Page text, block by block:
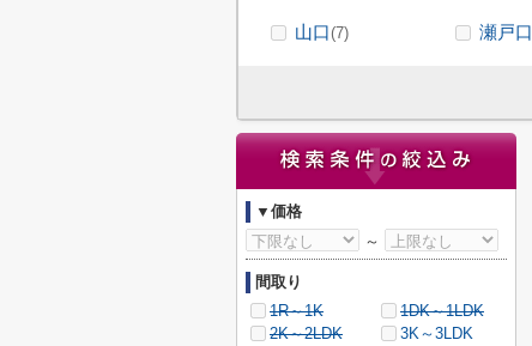
山口(7) 瀬戸口
▼価格
～
間取り
1R～1K
1DK～1LDK
2K～2LDK
3K～3LDK